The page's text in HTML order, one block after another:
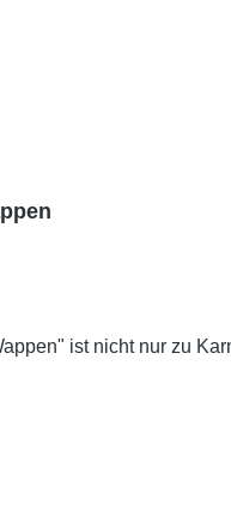
ist nicht nur zu